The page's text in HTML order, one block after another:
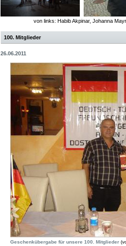
von links: Habib Akpinar, Johanna
100. Mitglieder
26.06.2011
Geschenkübergabe für unsere 100. Mitglieder